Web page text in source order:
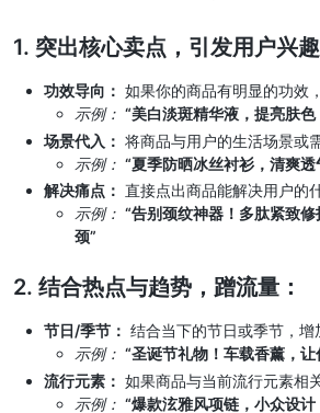
1. 突出核心卖点，引发用户兴趣
功效导向： 如果你的商品有明显的功效
示例： “美白淡斑精华液，提亮肤色
场景代入： 将商品与用户的生活场景或
示例： “夏季防晒冰丝衬衫，清爽
解决痛点： 直接点出商品能解决用户的
示例： “告别颈纹神器！多肽紧致
颈”
2. 结合热点与趋势，蹭流量：
节日/季节： 结合当下的节日或季节，增
示例： “圣诞节礼物！车载香薰，
流行元素： 如果商品与当前流行元素相
示例： “爆款泫雅风项链，小众设